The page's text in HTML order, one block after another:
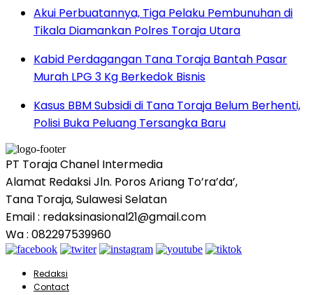
Akui Perbuatannya, Tiga Pelaku Pembunuhan di
Tikala Diamankan Polres Toraja Utara
Kabid Perdagangan Tana Toraja Bantah Pasar
Murah LPG 3 Kg Berkedok Bisnis
Kasus BBM Subsidi di Tana Toraja Belum Berhenti,
Polisi Buka Peluang Tersangka Baru
PT Toraja Chanel Intermedia
Alamat Redaksi Jln. Poros Ariang To’ra’da’,
Tana Toraja, Sulawesi Selatan
Email : redaksinasional21@gmail.com
Wa : 082297539960
Redaksi
Contact